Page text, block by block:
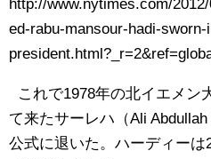
http://www.nytimes.com/
ed-rabu-mansour-hadi-
これで1978年の北イエメン
て来たサーレハ（Ali
公式に退いた。ハーディー